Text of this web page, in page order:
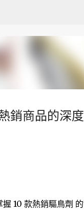
銷商品的深
10 款熱銷驅鳥劑